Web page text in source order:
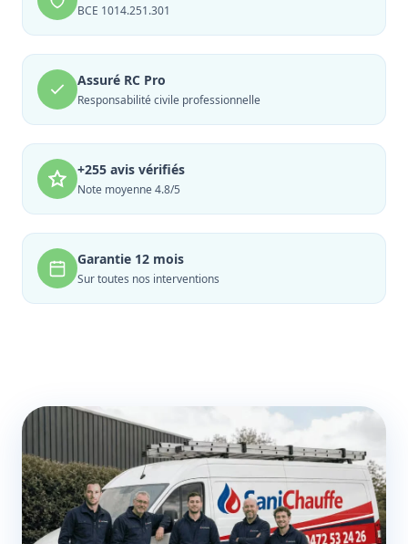
BCE 1014.251.301
Assuré RC Pro
Responsabilité civile professionnelle
+255 avis vérifiés
Note moyenne 4.8/5
Garantie 12 mois
Sur toutes nos interventions